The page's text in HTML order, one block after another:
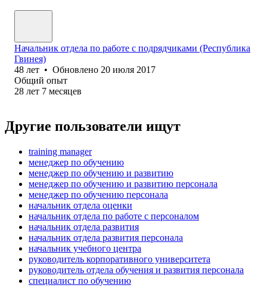
Начальник отдела по работе с подрядчиками (Республика
Гвинея)
48 лет • Обновлено 20 июля 2017
Общий опыт
28 лет 7 месяцев
Другие пользователи ищут
training manager
менеджер по обучению
менеджер по обучению и развитию
менеджер по обучению и развитию персонала
менеджер по обучению персонала
начальник отдела оценки
начальник отдела по работе с персоналом
начальник отдела развития
начальник отдела развития персонала
начальник учебного центра
руководитель корпоративного университета
руководитель отдела обучения и развития персонала
специалист по обучению